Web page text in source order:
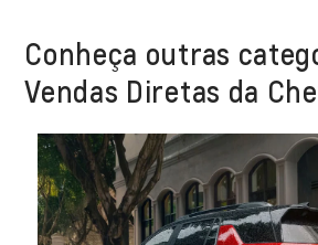
Conheça outras
Vendas Diretas da